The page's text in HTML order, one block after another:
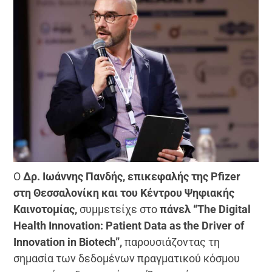
ΟΔρ. Ιωάννης Πανδής, επικεφαλής της Pfizer
στη Θεσσαλονίκη και του Κέντρου Ψηφιακής
Καινοτομίας, συμμετείχε στοπάνελ “The Digital
Health Innovation: Patient Data as the Driver of
Innovation in Biotech”,παρουσιάζοντας τη
σημασία των δεδομένων πραγματικού κόσμου